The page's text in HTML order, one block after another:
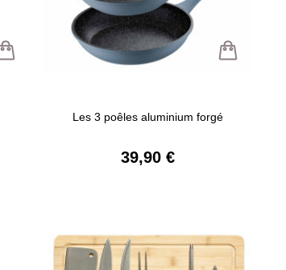
Les 3 poêles aluminium forgé
39,90 €